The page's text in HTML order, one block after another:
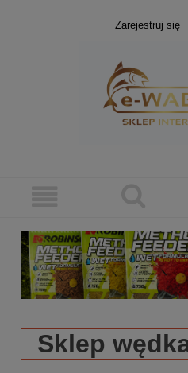
Zarejestruj się
Sklep